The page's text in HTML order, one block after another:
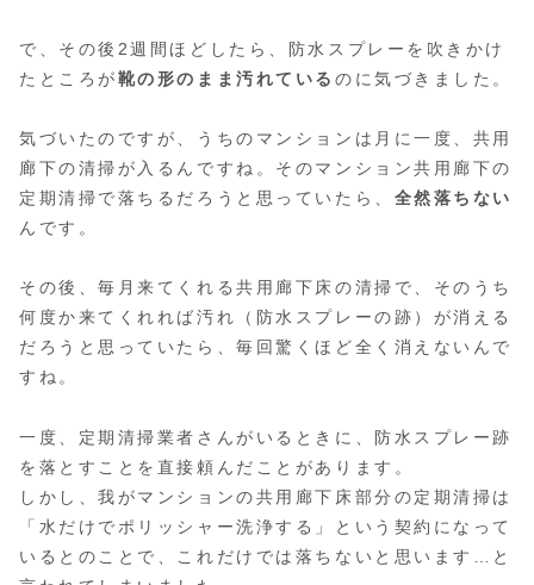
で、その後2週間ほどしたら、防水スプレーを吹きかけ
たところが靴の形のまま汚れている のに気づきました。
気づいたのですが、うちのマンションは月に一度、共用
廊下の清掃が入るんですね。そのマンション共用廊下の
定期清掃で落ちるだろうと思っていたら、 全然落ちない
んです。
その後、毎月来てくれる共用廊下床の清掃で、そのうち
何度か来てくれれば汚れ（防水スプレーの跡）が消える
だろうと思っていたら、毎回驚くほど全く消えないんで
すね。
一度、定期清掃業者さんがいるときに、防水スプレー跡
を落とすことを直接頼んだことがあります。
しかし、我がマンションの共用廊下床部分の定期清掃は
「水だけでポリッシャー洗浄する」という契約になって
いるとのことで、これだけでは落ちないと思います…と